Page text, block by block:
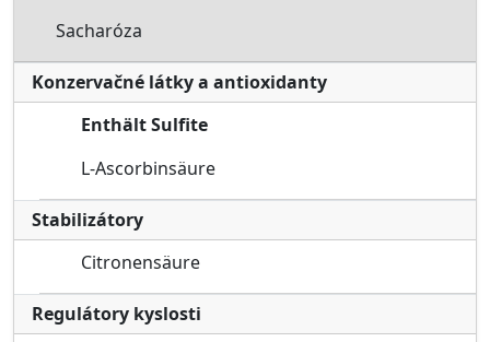
Sacharóza
Konzervačné látky a antioxidanty
Enthält Sulfite
L-Ascorbinsäure
Stabilizátory
Citronensäure
Regulátory kyslosti